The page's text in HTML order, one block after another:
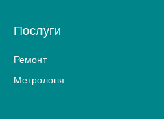
Послуги
Ремонт
Метрологія